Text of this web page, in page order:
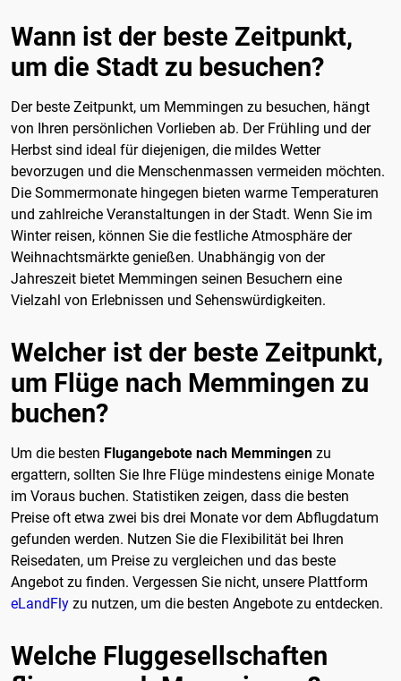
Wann ist der beste Zeitpunkt,
um die Stadt zu besuchen?
Der beste Zeitpunkt, um Memmingen zu besuchen, hängt
von Ihren persönlichen Vorlieben ab. Der Frühling und der
Herbst sind ideal für diejenigen, die mildes Wetter
bevorzugen und die Menschenmassen vermeiden möchten.
Die Sommermonate hingegen bieten warme Temperaturen
und zahlreiche Veranstaltungen in der Stadt. Wenn Sie im
Winter reisen, können Sie die festliche Atmosphäre der
Weihnachtsmärkte genießen. Unabhängig von der
Jahreszeit bietet Memmingen seinen Besuchern eine
Vielzahl von Erlebnissen und Sehenswürdigkeiten.
Welcher ist der beste Zeitpunkt,
um Flüge nach Memmingen zu
buchen?
Um die besten Flugangebote nach Memmingen zu
ergattern, sollten Sie Ihre Flüge mindestens einige Monate
im Voraus buchen. Statistiken zeigen, dass die besten
Preise oft etwa zwei bis drei Monate vor dem Abflugdatum
gefunden werden. Nutzen Sie die Flexibilität bei Ihren
Reisedaten, um Preise zu vergleichen und das beste
Angebot zu finden. Vergessen Sie nicht, unsere Plattform
eLandFly zu nutzen, um die besten Angebote zu entdecken.
Welche Fluggesellschaften